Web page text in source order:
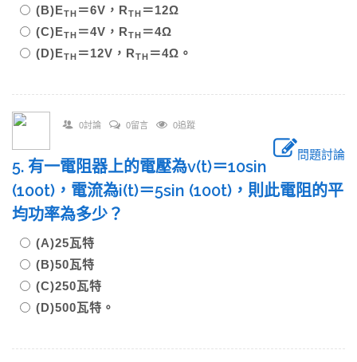
(B)ETH ＝6V，RTH ＝12Ω
(C)ETH ＝4V，RTH ＝4Ω
(D)ETH ＝12V，RTH ＝4Ω。
0討論 0留言 0追蹤
問題討論
5. 有一電阻器上的電壓為v(t)＝10sin
(100t)，電流為i(t)＝5sin (100t)，則此電阻的平
均功率為多少？
(A)25瓦特
(B)50瓦特
(C)250瓦特
(D)500瓦特。